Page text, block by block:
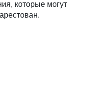
которые могут